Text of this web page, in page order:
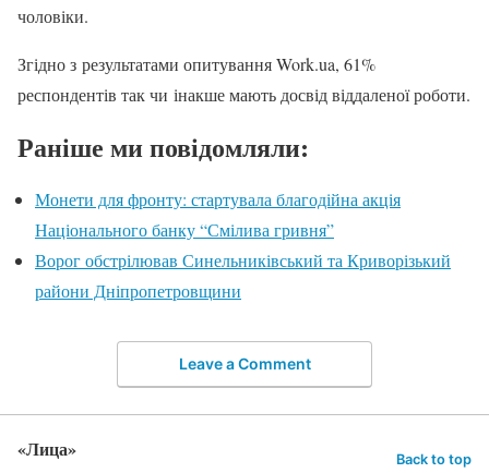
чоловіки.
Згідно з результатами опитування Work.ua, 61%
респондентів так чи інакше мають досвід віддаленої роботи.
Раніше ми повідомляли:
Монети для фронту: стартувала благодійна акція
Національного банку “Смілива гривня”
Ворог обстрілював Синельниківський та Криворізький
райони Дніпропетровщини
Leave a Comment
«Лица» Back to top